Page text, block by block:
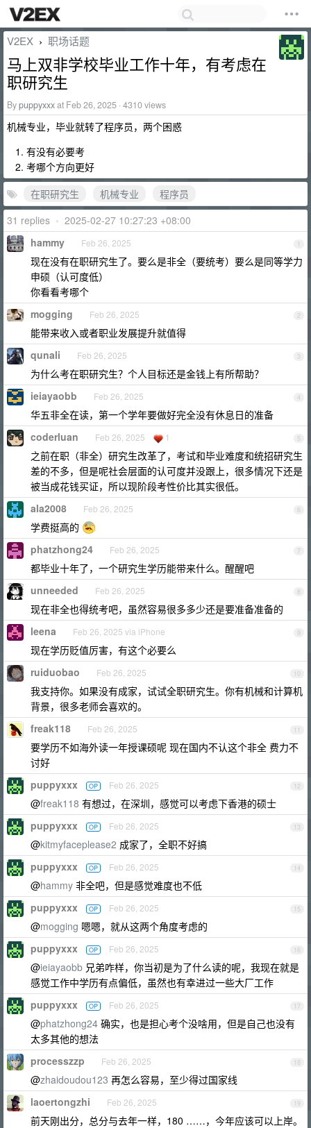
V2EX › 职场话题
马上双非学校毕业工作十年，有考虑在
职研究生
Bypuppyxxxat Feb 26, 2025 · 4310 views
机械专业，毕业就转了程序员，两个困惑
有没有必要考
考哪个方向更好
在职研究生
机械专业
程序员
31 replies • 2025-02-27 10:27:23 +08:00
1
hammy Feb 26, 2025
现在没有在职研究生了。要么是非全（要统考）要么是同等学力
申硕（认可度低）
你看看考哪个
2
mogging Feb 26, 2025
能带来收入或者职业发展提升就值得
3
qunali Feb 26, 2025
为什么考在职研究生？个人目标还是金钱上有所帮助？
4
ieiayaobb Feb 26, 2025
华五非全在读，第一个学年要做好完全没有休息日的准备
5
coderluan Feb 26, 2025 1
之前在职（非全）研究生改革了，考试和毕业难度和统招研究生
差的不多，但是呢社会层面的认可度并没跟上，很多情况下还是
被当成花钱买证，所以现阶段考性价比其实很低。
6
ala2008 Feb 26, 2025
学费挺高的
7
phatzhong24 Feb 26, 2025
都毕业十年了，一个研究生学历能带来什么。醒醒吧
8
unneeded Feb 26, 2025
现在非全也得统考吧，虽然容易很多多少还是要准备准备的
9
leena Feb 26, 2025 via iPhone
现在学历贬值厉害，有这个必要么
10
ruiduobao Feb 26, 2025
我支持你。如果没有成家，试试全职研究生。你有机械和计算机
背景，很多老师会喜欢的。
11
freak118 Feb 26, 2025
要学历不如海外读一年授课硕呢 现在国内不认这个非全 费力不
讨好
12
puppyxxx OP Feb 26, 2025
@freak118 有想过，在深圳，感觉可以考虑下香港的硕士
13
puppyxxx OP Feb 26, 2025
@kitmyfaceplease2 成家了，全职不好搞
14
puppyxxx OP Feb 26, 2025
@hammy 非全吧，但是感觉难度也不低
15
puppyxxx OP Feb 26, 2025
@mogging 嗯嗯，就从这两个角度考虑的
16
puppyxxx OP Feb 26, 2025
@ieiayaobb 兄弟咋样，你当初是为了什么读的呢，我现在就是
感觉工作中学历有点偏低，虽然也有幸进过一些大厂工作
17
puppyxxx OP Feb 26, 2025
@phatzhong24 确实，也是担心考个没啥用，但是自己也没有
太多其他的想法
18
processzzp Feb 26, 2025
@zhaidoudou123 再怎么容易，至少得过国家线
19
laoertongzhi Feb 26, 2025
前天刚出分，总分与去年一样，180 ……，今年应该可以上岸。